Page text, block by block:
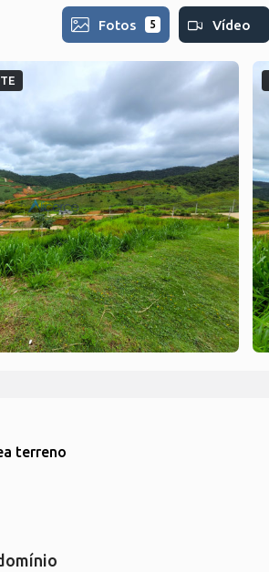
Fotos 5 Vídeo
terreno